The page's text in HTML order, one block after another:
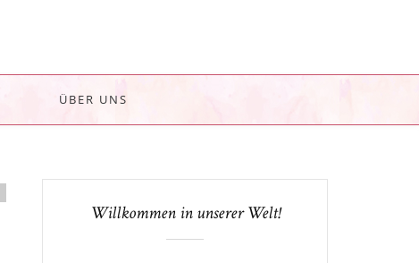
ÜBER UNS
Willkommen in unserer Welt!